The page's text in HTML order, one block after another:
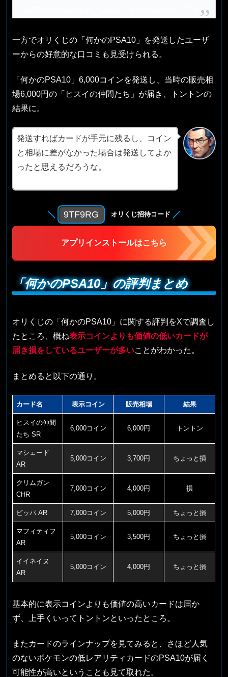
一方でオリくじの「何かのPSA10」を発送したユーザ
ーからの好意的な口コミも見受けられる。
「何かのPSA10」6,000コインを発送し、当時の販売相
場6,000円の「ヒスイの仲間たち」が届き、トントンの
結果に。
発送すればカードが手元に残るし、コイン
と相場に差がなかった場合は発送してよか
ったと思えるだろうな。
9TF9RG オリくじ招待コード
アプリインストールはこちら
「何かのPSA10」の評判まとめ
オリくじの「何かのPSA10」に関する評判をXで調査し
たところ、概ね表示コインよりも価値の低いカードが
届き損をしているユーザーが多いことがわかった。
まとめると以下の通り。
カード名 表示コイン 販売相場 結果
ヒスイの仲間
たち SR
6,000コイン 6,000円 トントン
マシェード
AR
5,000コイン 3,700円 ちょっと損
クリムガン
CHR
7,000コイン 4,000円 損
ビッパ AR 7,000コイン 5,000円 ちょっと損
マフィティフ
AR
5,000コイン 3,500円 ちょっと損
イイネイヌ
AR
5,000コイン 4,000円 ちょっと損
基本的に表示コインよりも価値の高いカードは届か
ず、上手くいってトントンといったところ。
またカードのラインナップを見てみると、さほど人気
のないポケモンの低レアリティカードのPSA10が届く
可能性が高いということも見て取れた。